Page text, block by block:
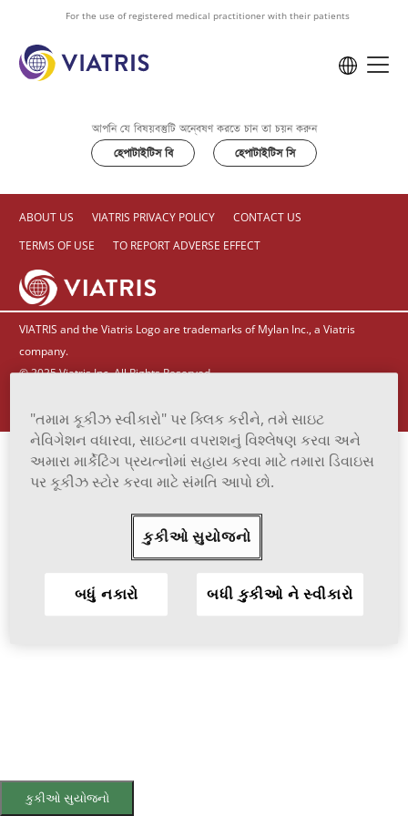
content
For the use of registered medical practitioner with their patients
আপনি যে বিষয়বস্তুটি অন্বেষণ করতে চান তা চয়ন করুন
হেপাটাইটিস বি
হেপাটাইটিস সি
ABOUT US VIATRIS PRIVACY POLICY
CONTACT US
TERMS OF USE
TO REPORT ADVERSE EFFECT
VIATRIS and the Viatris Logo are trademarks of Mylan Inc., a Viatris
company.
© 2025 Viatris Inc. All Rights Reserved.
કુકીઓ સુયોજનો
"તમામ કૂકીઝ સ્વીકારો" પર ક્લિક કરીને, તમે સાઇટ
નેવિગેશન વધારવા, સાઇટના વપરાશનું વિશ્લેષણ કરવા અને
અમારા માર્કેટિંગ પ્રયત્નોમાં સહાય કરવા માટે તમારા ડિવાઇસ
પર કૂકીઝ સ્ટોર કરવા માટે સંમતિ આપો છો.
કુકીઓ સુયોજનો
બધું નકારો બધી કુકીઓ ને સ્વીકારો